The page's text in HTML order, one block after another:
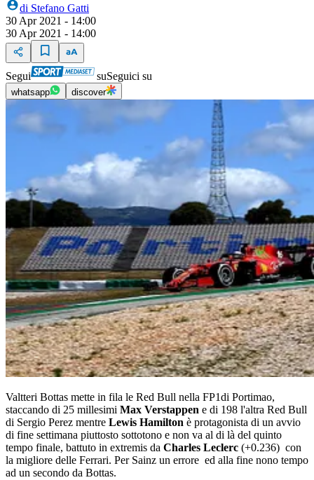
di Stefano Gatti
30 Apr 2021 - 14:00
30 Apr 2021 - 14:00
Segui suSeguici su
whatsapp discover
Valtteri Bottas mette in fila le Red Bull nella FP1di Portimao,
staccando di 25 millesimi Max Verstappen e di 198 l'altra Red Bull
di Sergio Perez mentre Lewis Hamilton è protagonista di un avvio
di fine settimana piuttosto sottotono e non va al di là del quinto
tempo finale, battuto in extremis da Charles Leclerc (+0.236) con
la migliore delle Ferrari. Per Sainz un errore ed alla fine nono tempo
ad un secondo da Bottas.